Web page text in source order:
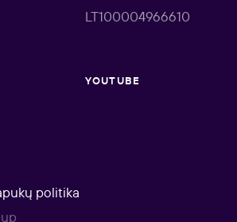
LT100004966610
politika
YOUTUBE